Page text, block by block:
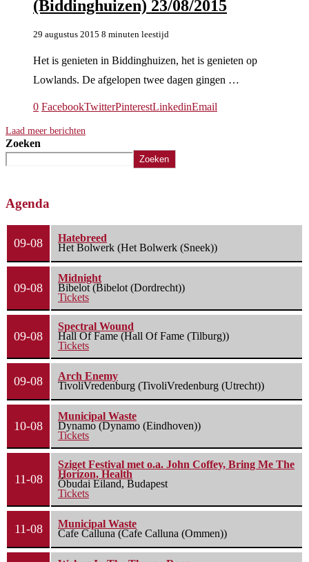
(Biddinghuizen) 23/08/2015
29 augustus 2015 8 minuten leestijd
Het is genieten in Biddinghuizen, het is genieten op
Lowlands. De afgelopen twee dagen gingen …
0 FacebookTwitterPinterestLinkedinEmail
Laad meer berichten
Zoeken
Zoeken
Agenda
09-08
Hatebreed
Het Bolwerk (Het Bolwerk (Sneek))
09-08
Midnight
Bibelot (Bibelot (Dordrecht))
Tickets
09-08
Spectral Wound
Hall Of Fame (Hall Of Fame (Tilburg))
Tickets
09-08
Arch Enemy
TivoliVredenburg (TivoliVredenburg (Utrecht))
10-08
Municipal Waste
Dynamo (Dynamo (Eindhoven))
Tickets
11-08
Sziget Festival met o.a. John Coffey, Bring Me The
Horizon, Health
Óbudai Eiland, Budapest
Tickets
11-08
Municipal Waste
Cafe Calluna (Cafe Calluna (Ommen))